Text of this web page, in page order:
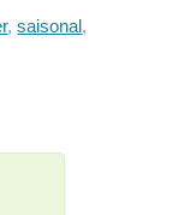
,saisonal,